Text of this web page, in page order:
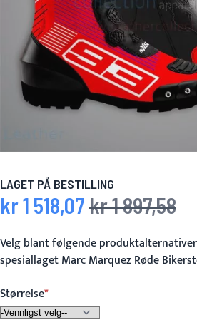
LAGET PÅ BESTILLING
Spesialpris
kr 1 518,07 Vanlig pris
kr 1 897,58
Velg blant følgende
spesiallaget Marc Marquez Røde
Størrelse